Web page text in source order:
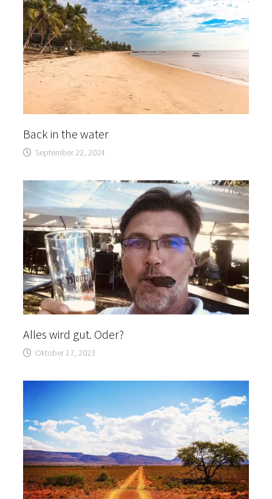
Back in the water
September 22, 2024
Alles wird gut. Oder?
Oktober 17, 2023